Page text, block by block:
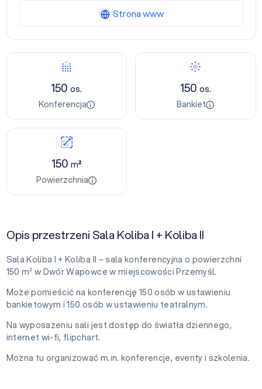
150os.
Konferencja
150 os.
Bankiet
150m²
Powierzchnia
Opis przestrzeni Sala Koliba I + Koliba II
Sala Koliba I + Koliba II – sala konferencyjna o powierzchni
150 m² w Dwór Wapowce w miejscowości Przemyśl.
Może pomieścić na konferencję 150 osób w ustawieniu
bankietowym i 150 osób w ustawieniu teatralnym.
Na wyposażeniu sali jest dostęp do światła dziennego,
internet wi-fi, flipchart.
Można tu organizować m.in. konferencje, eventy i szkolenia.
Strona www